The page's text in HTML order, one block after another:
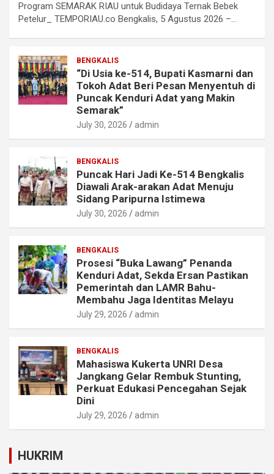
Program SEMARAK RIAU untuk Budidaya Ternak Bebek
Petelur_ TEMPORIAU.co Bengkalis, 5 Agustus 2026 –…
BENGKALIS
“Di Usia ke-514, Bupati Kasmarni dan
Tokoh Adat Beri Pesan Menyentuh di
Puncak Kenduri Adat yang Makin
Semarak”
July 30, 2026 admin
BENGKALIS
Puncak Hari Jadi Ke-514 Bengkalis
Diawali Arak-arakan Adat Menuju
Sidang Paripurna Istimewa
July 30, 2026 admin
BENGKALIS
Prosesi “Buka Lawang” Penanda
Kenduri Adat, Sekda Ersan Pastikan
Pemerintah dan LAMR Bahu-
Membahu Jaga Identitas Melayu
July 29, 2026 admin
BENGKALIS
Mahasiswa Kukerta UNRI Desa
Jangkang Gelar Rembuk Stunting,
Perkuat Edukasi Pencegahan Sejak
Dini
July 29, 2026 admin
HUKRIM